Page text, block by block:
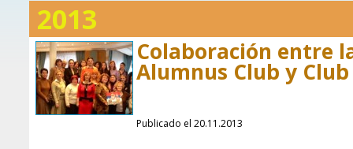
2013
Colaboración entre
Alumnus Club y
Publicado el 20.11.2013